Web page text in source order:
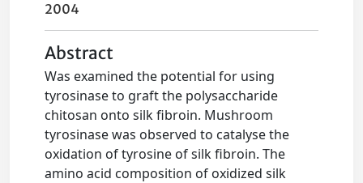
2004
Abstract
Was examined the potential for using
tyrosinase to graft the polysaccharide
chitosan onto silk fibroin. Mushroom
tyrosinase was observed to catalyse the
oxidation of tyrosine of silk fibroin. The
amino acid composition of oxidized silk